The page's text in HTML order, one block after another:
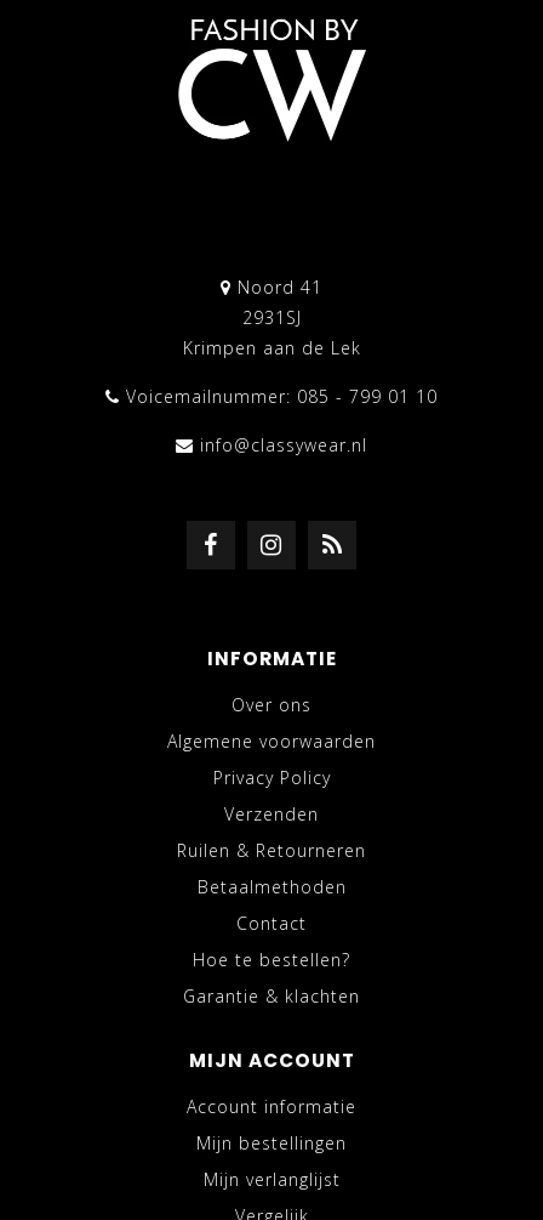
Noord 41
2931SJ
Krimpen aan de Lek
Voicemailnummer: 085 - 799 01 10
info@classywear.nl
INFORMATIE
Over ons
Algemene voorwaarden
Privacy Policy
Verzenden
Ruilen & Retourneren
Betaalmethoden
Contact
Hoe te bestellen?
Garantie & klachten
MIJN ACCOUNT
Account informatie
Mijn bestellingen
Mijn verlanglijst